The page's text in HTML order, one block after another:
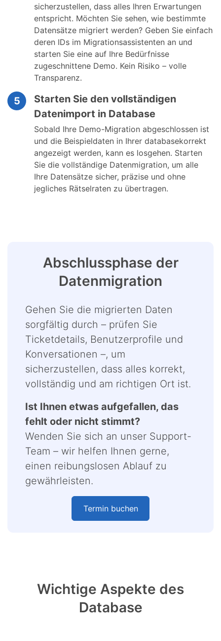
sicherzustellen, dass alles Ihren Erwartungen
entspricht. Möchten Sie sehen, wie bestimmte
Datensätze migriert werden? Geben Sie einfach
deren IDs im Migrationsassistenten an und
starten Sie eine auf Ihre Bedürfnisse
zugeschnittene Demo. Kein Risiko – volle
Transparenz.
5
Starten Sie den vollständigen
Datenimport in Database
Sobald Ihre Demo-Migration abgeschlossen ist
und die Beispieldaten in Ihrer databasekorrekt
angezeigt werden, kann es losgehen. Starten
Sie die vollständige Datenmigration, um alle
Ihre Datensätze sicher, präzise und ohne
jegliches Rätselraten zu übertragen.
Abschlussphase der
Datenmigration
Gehen Sie die migrierten Daten
sorgfältig durch – prüfen Sie
Ticketdetails, Benutzerprofile und
Konversationen –, um
sicherzustellen, dass alles korrekt,
vollständig und am richtigen Ort ist.
Ist Ihnen etwas aufgefallen, das
fehlt oder nicht stimmt?
Wenden Sie sich an unser Support-
Team – wir helfen Ihnen gerne,
einen reibungslosen Ablauf zu
gewährleisten.
Termin buchen
Wichtige Aspekte des
Database